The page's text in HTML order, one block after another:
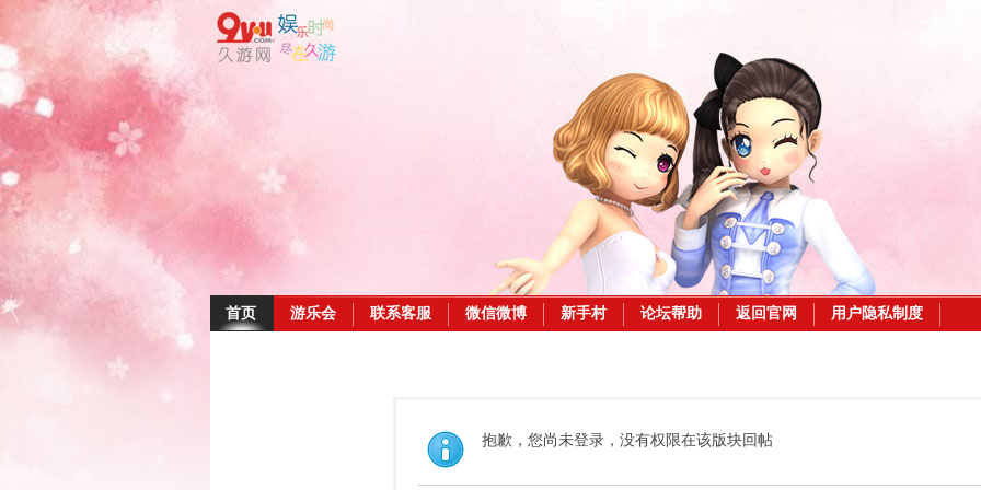
首页 游乐会 联系客服 微信微博 新手村 论坛帮助 返回官网 用户隐私制度
抱歉，您尚未登录，没有权限在该版块回帖